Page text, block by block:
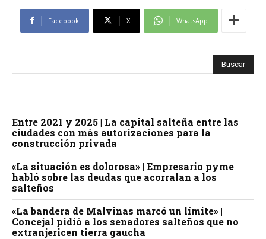
Facebook X WhatsApp
Entre 2021 y 2025 | La capital salteña entre las
ciudades con más autorizaciones para la
construcción privada
«La situación es dolorosa» | Empresario pyme
habló sobre las deudas que acorralan a los
salteños
«La bandera de Malvinas marcó un límite» |
Concejal pidió a los senadores salteños que no
extranjericen tierra gaucha